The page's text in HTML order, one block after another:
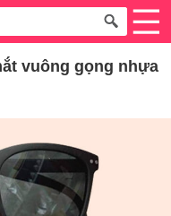
vuông gọng nhựa